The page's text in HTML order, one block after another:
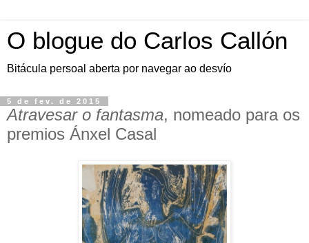
O blogue do Carlos Callón
Bitácula persoal aberta por navegar ao desvío
5 de fev. de 2015
Atravesar o fantasma, nomeado para os
premios Ánxel Casal